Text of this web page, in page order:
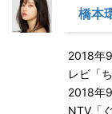
橋本
2018年
レビ「
2018年
NTV「